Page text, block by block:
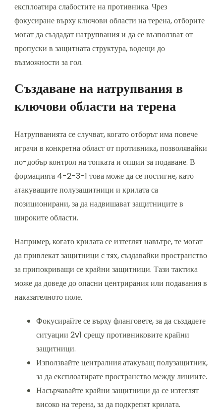
експлоатира слабостите на противника. Чрез
фокусиране върху ключови области на терена, отборите
могат да създадат натрупвания и да се възползват от
пропуски в защитната структура, водещи до
възможности за гол.
Създаване на натрупвания в
ключови области на терена
Натрупванията се случват, когато отборът има повече
играчи в конкретна област от противника, позволявайки
по-добър контрол на топката и опции за подаване. В
формацията 4-2-3-1 това може да се постигне, като
атакуващите полузащитници и крилата са
позиционирани, за да надвишават защитниците в
широките области.
Например, когато крилата се изтеглят навътре, те могат
да привлекат защитници с тях, създавайки пространство
за припокриващи се крайни защитници. Тази тактика
може да доведе до опасни центрирания или подавания в
наказателното поле.
Фокусирайте се върху фланговете, за да създадете
ситуации 2v1 срещу противниковите крайни
защитници.
Използвайте централния атакуващ полузащитник,
за да експлоатирате пространство между линиите.
Насърчавайте крайни защитници да се изтеглят
високо на терена, за да подкрепят крилата.